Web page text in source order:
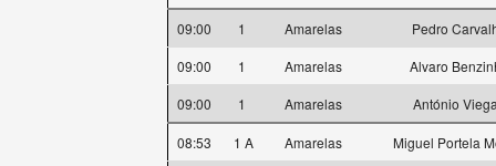
09:00 1 Amarelas
Pedro
09:00
1 Amarelas
Alvaro
09:00
1 Amarelas António
08:53 1 A Amarelas
Miguel Portela